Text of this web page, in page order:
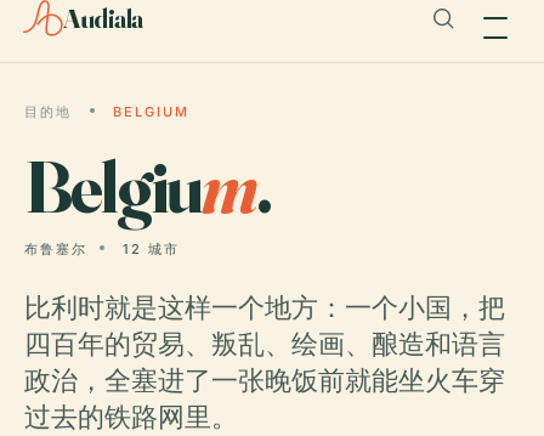
Audiala
目的地 BELGIUM
Belgium.
布鲁塞尔 12 城市
比利时就是这样一个地方：一个小国，把
四百年的贸易、叛乱、绘画、酿造和语言
政治，全塞进了一张晚饭前就能坐火车穿
过去的铁路网里。